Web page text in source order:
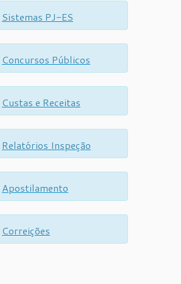
Sistemas PJ-ES
Concursos Públicos
Custas e Receitas
Relatórios Inspeção
Apostilamento
Correições